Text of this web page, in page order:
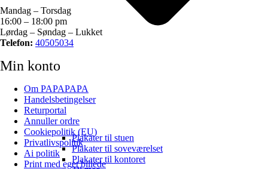
Plakater til stuen
Plakater til soveværelset
Plakater til kontoret
Mandag – Torsdag
16:00 – 18:00 pm
Lørdag – Søndag – Lukket
Telefon: 40505034
Min konto
Om PAPAPAPA
Handelsbetingelser
Returportal
Annuller ordre
Cookiepolitik (EU)
Privatlivspolitik
Ai politik
Print med eget billede